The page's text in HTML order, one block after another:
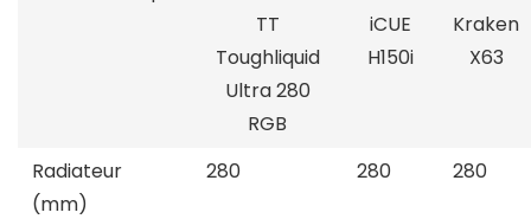
TT
Toughliquid
Ultra 280
RGB
iCUE
H150i
Kraken
X63
Radiateur
(mm)
280 280 280